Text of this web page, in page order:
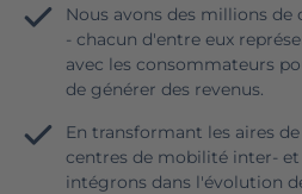
Nous avons des millions de
- chacun d'entre eux
avec les consommateurs
de générer des revenus.
En transformant les aires
centres de mobilité inter-
intégrons dans l'évolution